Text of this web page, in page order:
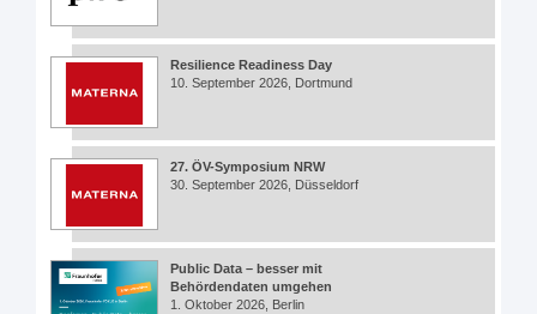
Resilience Readiness Day
10. September 2026, Dortmund
27. ÖV-Symposium NRW
30. September 2026, Düsseldorf
Public Data – besser mit
Behördendaten umgehen
1. Oktober 2026, Berlin